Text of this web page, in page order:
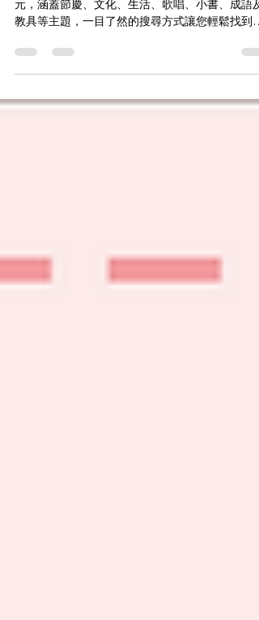
想讓教學更生動有趣嗎？饗文化提供 180+ 個創意
教具等主題，一目了然的搜尋方式讓您輕鬆找到適
合資源！ 不僅適合課堂，也可作額外教材或活動素
學新視野！饗文化，讓教學充滿創意與樂趣！